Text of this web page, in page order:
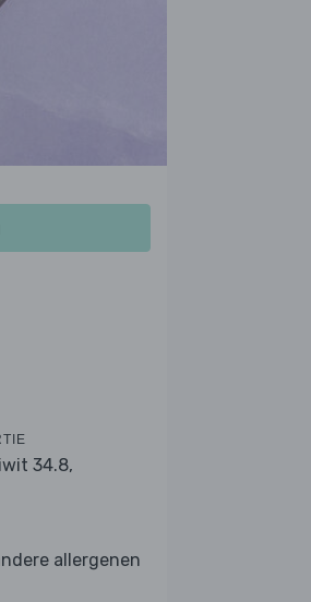
34.8,
allergenen